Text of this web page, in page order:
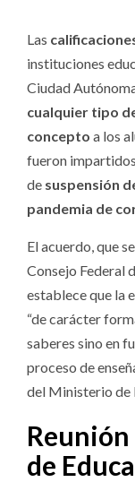
Las
instituciones
Ciudad
cualquier tipo
concepto a los
fueron
de suspensión
pandemia de
El acuerdo, que
Consejo Federal
establece que la
“de carácter
saberes sino en
proceso de
del Ministerio de
Reunión
de